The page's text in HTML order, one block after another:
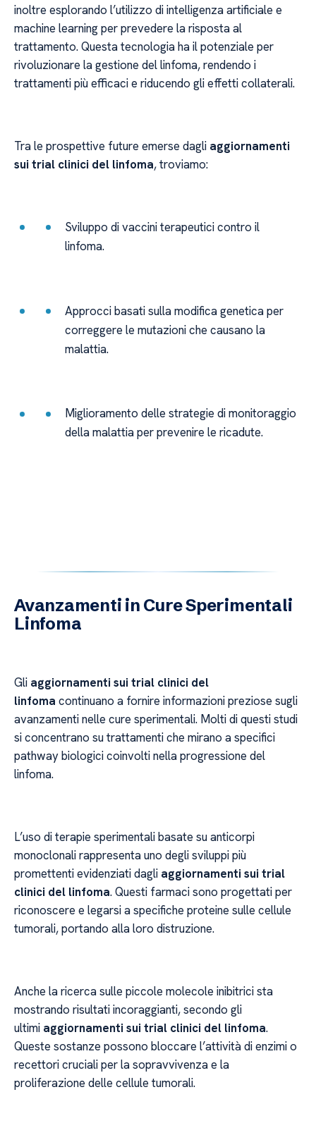
inoltre esplorando l’utilizzo di intelligenza artificiale e
machine learning per prevedere la risposta al
trattamento. Questa tecnologia ha il potenziale per
rivoluzionare la gestione del linfoma, rendendo i
trattamenti più efficaci e riducendo gli effetti collaterali.
Tra le prospettive future emerse dagli aggiornamenti
sui trial clinici del linfoma, troviamo:
Sviluppo di vaccini terapeutici contro il
linfoma.
Approcci basati sulla modifica genetica per
correggere le mutazioni che causano la
malattia.
Miglioramento delle strategie di monitoraggio
della malattia per prevenire le ricadute.
Avanzamenti in Cure Sperimentali
Linfoma
Gli aggiornamenti sui trial clinici del
linfoma continuano a fornire informazioni preziose sugli
avanzamenti nelle cure sperimentali. Molti di questi studi
si concentrano su trattamenti che mirano a specifici
pathway biologici coinvolti nella progressione del
linfoma.
L’uso di terapie sperimentali basate su anticorpi
monoclonali rappresenta uno degli sviluppi più
promettenti evidenziati dagli aggiornamenti sui trial
clinici del linfoma. Questi farmaci sono progettati per
riconoscere e legarsi a specifiche proteine sulle cellule
tumorali, portando alla loro distruzione.
Anche la ricerca sulle piccole molecole inibitrici sta
mostrando risultati incoraggianti, secondo gli
ultimi aggiornamenti sui trial clinici del linfoma.
Queste sostanze possono bloccare l’attività di enzimi o
recettori cruciali per la sopravvivenza e la
proliferazione delle cellule tumorali.